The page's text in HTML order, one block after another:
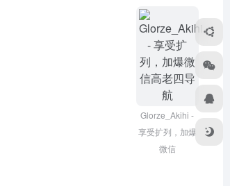
Glorze_Akihi -
享受扩列，加爆
微信